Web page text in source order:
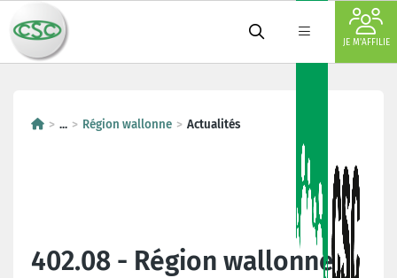
JE M'AFFILIE
... Région wallonne Actualités
402.08 - Région wallonne